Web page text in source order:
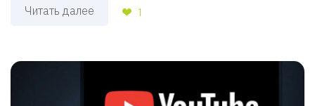
Читать далее 1